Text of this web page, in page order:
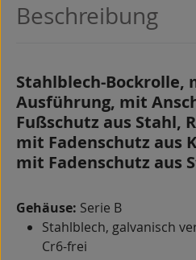
Beschreibung
Stahlblech-Bockrolle,
Ausführung, mit
Fußschutz aus Stahl,
mit Fadenschutz aus
mit Fadenschutz aus
Gehäuse: Serie B
Stahlblech, galvanisch
Cr6-frei